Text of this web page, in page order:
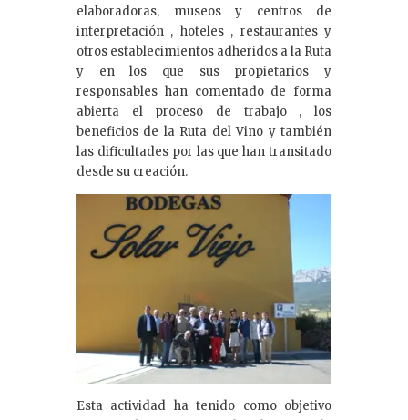
elaboradoras, museos y centros de
interpretación , hoteles , restaurantes y
otros establecimientos adheridos a la Ruta
y en los que sus propietarios y
responsables han comentado de forma
abierta el proceso de trabajo , los
beneficios de la Ruta del Vino y también
las dificultades por las que han transitado
desde su creación.
Esta actividad ha tenido como objetivo